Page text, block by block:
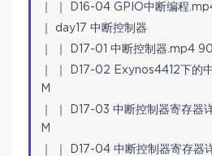
｜ ｜ D16-04 GPIO中断编程
｜ day17 中断控制器
｜ ｜ D17-01 中断控制器.mp4
｜ ｜ D17-02 Exynos4412下的
M
｜ ｜ D17-03 中断控制器寄存器
M
｜ ｜ D17-04 中断控制器寄存器